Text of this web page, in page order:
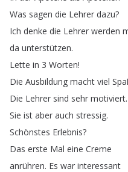
Was sagen die Lehrer dazu?
Ich denke die Lehrer werden
da unterstützen.
Lette in 3 Worten!
Die Ausbildung macht viel
Die Lehrer sind sehr motiviert.
Sie ist aber auch stressig.
Schönstes Erlebnis?
Das erste Mal eine Creme
anrühren. Es war interessant